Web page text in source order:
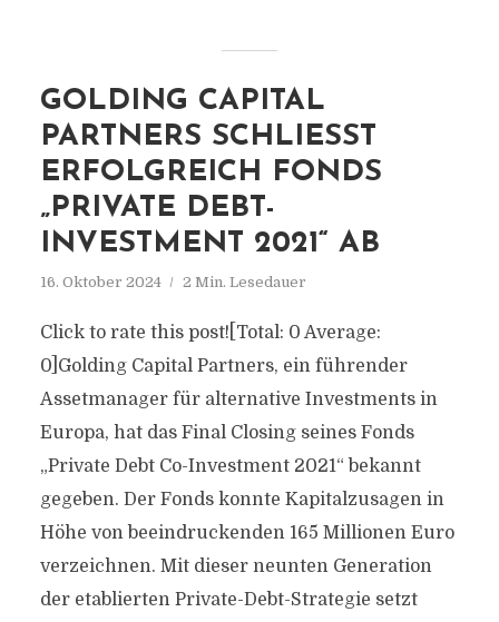
GOLDING CAPITAL
PARTNERS SCHLIESST E
RFOLGREICH FONDS „
PRIVATE DEBT-I
NVESTMENT 2021“ AB
16. Oktober 2024 2 Min. Lesedauer
Click to rate this post![Total: 0 Average:
0]Golding Capital Partners, ein führender
Assetmanager für alternative Investments in
Europa, hat das Final Closing seines Fonds
„Private Debt Co-Investment 2021“ bekannt
gegeben. Der Fonds konnte Kapitalzusagen in
Höhe von beeindruckenden 165 Millionen Euro
verzeichnen. Mit dieser neunten Generation
der etablierten Private-Debt-Strategie setzt